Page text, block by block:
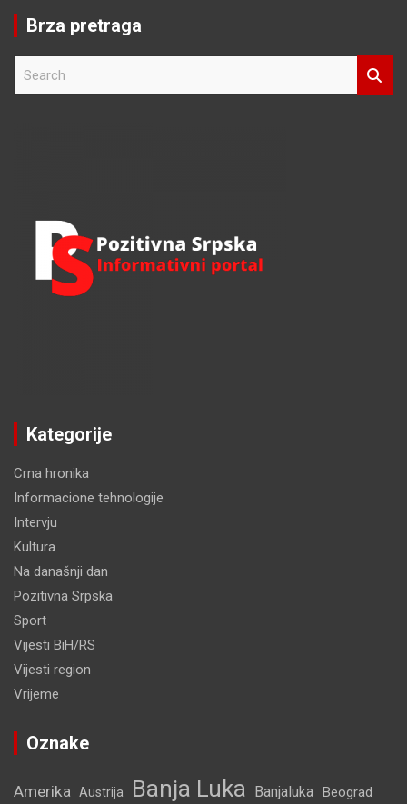
Brza pretraga
Kategorije
Crna hronika
Informacione tehnologije
Intervju
Kultura
Na današnji dan
Pozitivna Srpska
Sport
Vijesti BiH/RS
Vijesti region
Vrijeme
Oznake
Amerika Austrija Banja Luka Banjaluka Beograd